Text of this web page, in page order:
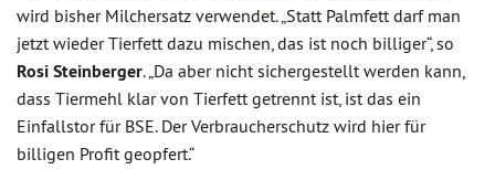
wird bisher Milchersatz verwendet. „Statt Palmfett darf man
jetzt wieder Tierfett dazu mischen, das ist noch billiger“, so
Rosi Steinberger. „Da aber nicht sichergestellt werden kann,
dass Tiermehl klar von Tierfett getrennt ist, ist das ein
Einfallstor für BSE. Der Verbraucherschutz wird hier für
billigen Profit geopfert.“